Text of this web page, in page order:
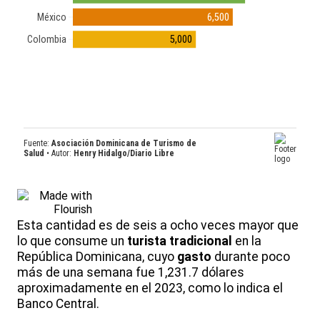
Esta cantidad es de seis a ocho veces mayor que
lo que consume un turista tradicional en la
República Dominicana, cuyo gasto durante poco
más de una semana fue 1,231.7 dólares
aproximadamente en el 2023, como lo indica el
Banco Central.